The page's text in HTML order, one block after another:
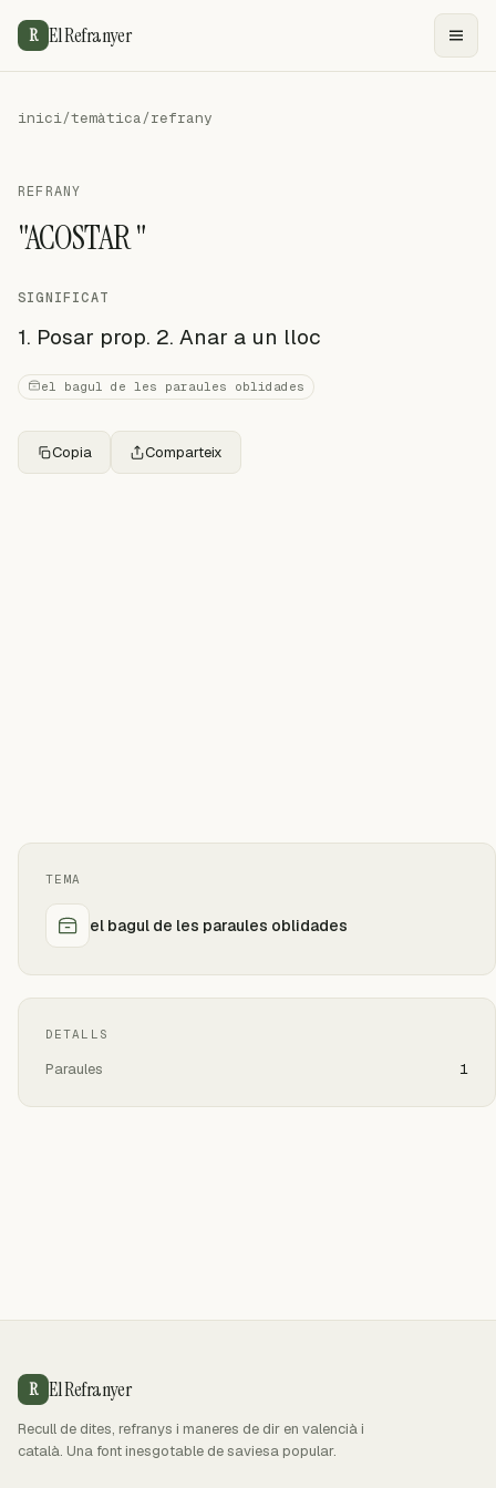
R El Refranyer
inici/temàtica/refrany
REFRANY
"ACOSTAR "
SIGNIFICAT
1. Posar prop. 2. Anar a un lloc
el bagul de les paraules oblidades
Copia Comparteix
TEMA
el bagul de les paraules oblidades
DETALLS
Paraules 1
R El Refranyer
Recull de dites, refranys i maneres de dir en valencià i
català. Una font inesgotable de saviesa popular.